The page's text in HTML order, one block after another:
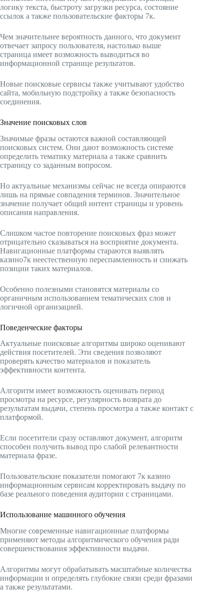
логику текста, быстроту загрузки ресурса, состояние
ссылок а также пользовательские факторы 7к.
Чем значительнее вероятность данного, что документ
отвечает запросу пользователя, настолько выше
страница имеет возможность выводиться во
информационной странице результатов.
Новые поисковые сервисы также учитывают удобство
сайта, мобильную подстройку а также безопасность
соединения.
Значение поисковых слов
Значимые фразы остаются важной составляющей
поисковых систем. Они дают возможность системе
определить тематику материала а также сравнить
страницу со заданным вопросом.
Но актуальные механизмы сейчас не всегда опираются
лишь на прямые совпадения терминов. Значительное
значение получает общий интент страницы и уровень
описания направления.
Слишком частое повторение поисковых фраз может
отрицательно сказываться на восприятие документа.
Навигационные платформы стараются выявлять
казино7к неестественную переспамленность и снижать
позиции таких материалов.
Особенно полезными становятся материалы со
органичным использованием тематических слов и
логичной организацией.
Поведенческие факторы
Актуальные поисковые алгоритмы широко оценивают
действия посетителей. Эти сведения позволяют
проверять качество материалов и показатель
эффективности контента.
Алгоритм имеет возможность оценивать период
просмотра на ресурсе, регулярность возврата до
результатам выдачи, степень просмотра а также контакт с
платформой.
Если посетители сразу оставляют документ, алгоритм
способен получить вывод про слабой релевантности
материала фразе.
Пользовательские показатели помогают 7к казино
информационным сервисам корректировать выдачу по
базе реального поведения аудитории с страницами.
Использование машинного обучения
Многие современные навигационные платформы
применяют методы алгоритмического обучения ради
совершенствования эффективности выдачи.
Алгоритмы могут обрабатывать масштабные количества
информации и определять глубокие связи среди фразами
а также результатами.